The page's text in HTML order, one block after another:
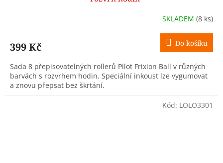
SKLADEM (8 ks)
399 Kč Do košíku
Sada 8 přepisovatelných rollerů Pilot Frixion Ball v různých
barvách s rozvrhem hodin. Speciální inkoust lze vygumovat
a znovu přepsat bez škrtání.
Kód: LOLO3301